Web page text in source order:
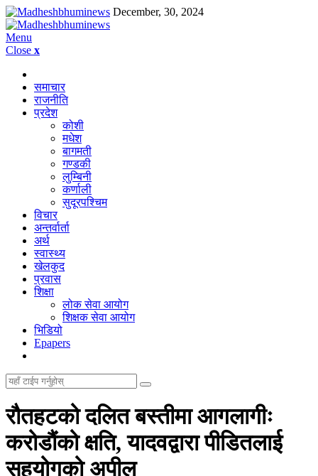
December, 30, 2024
Menu
Close x
समाचार
राजनीति
प्रदेश
कोशी
मधेश
बागमती
गण्डकी
लुम्बिनी
कर्णाली
सुदूरपश्चिम
विचार
अन्तर्वार्ता
अर्थ
स्वास्थ्य
खेलकुद
प्रवास
शिक्षा
लोक सेवा आयोग
शिक्षक सेवा आयोग
भिडियो
Epapers
रौतहटको दलित बस्तीमा आगलागीः
करोडौंको क्षति, यादवद्वारा पीडितलाई
सहयोगको अपील